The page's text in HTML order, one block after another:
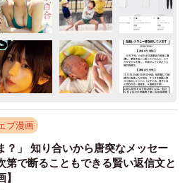
ブ漫画
？」 知り合いから唐突なメッセー
で断ることもできる賢い返信文と